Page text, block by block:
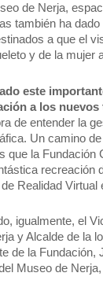
de Nerja,
también ha
a que el
y de la mujer
este
a los nuevos
de entender la
Un camino
que la Fundación
recreación
Realidad Virtual
igualmente, el
y Alcalde de la
de la Fundación,
Museo de